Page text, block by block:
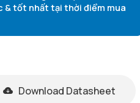
& tốt nhất tại thời điểm mua
Download Datasheet